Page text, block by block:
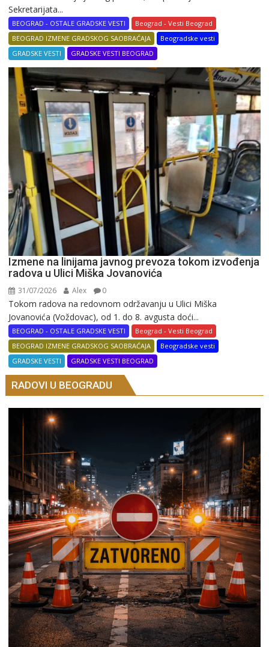
Sekretarijata...
BEOGRAD - OSTALE GRADSKE VESTI
Beograd - Vesti Beograd
BEOGRAD IZMENE GRADSKOG SAOBRAĆAJA
Beogradske vesti
GRADSKE VESTI
GRADSKE VESTI BEOGRAD
Izmene na linijama javnog prevoza tokom izvođenja
radova u Ulici Miška Jovanovića
31/07/2026 Alex 0
Tokom radova na redovnom održavanju u Ulici Miška
Jovanovića (Voždovac), od 1. do 8. avgusta doći...
BEOGRAD - OSTALE GRADSKE VESTI
Beograd - Vesti Beograd
BEOGRAD IZMENE GRADSKOG SAOBRAĆAJA
Beogradske vesti
GRADSKE VESTI
GRADSKE VESTI BEOGRAD
RADOVI U BEOGRADU